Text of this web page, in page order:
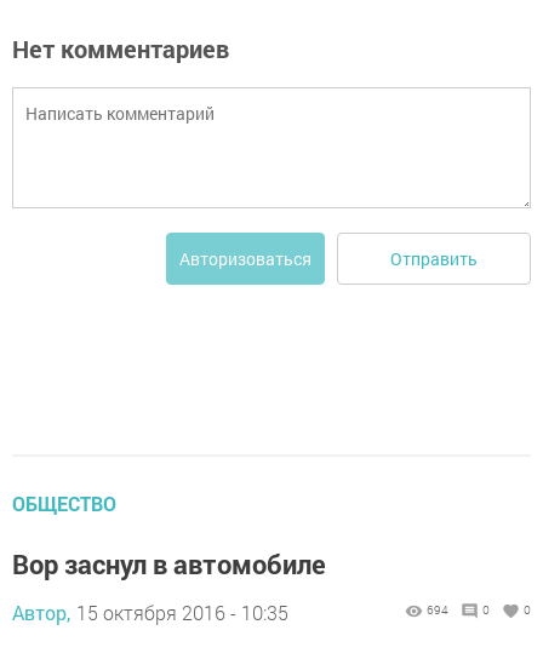
Нет комментариев
Авторизоваться Отправить
ОБЩЕСТВО
Вор заснул в автомобиле
Автор, 15 октября 2016 - 10:35 694 0 0